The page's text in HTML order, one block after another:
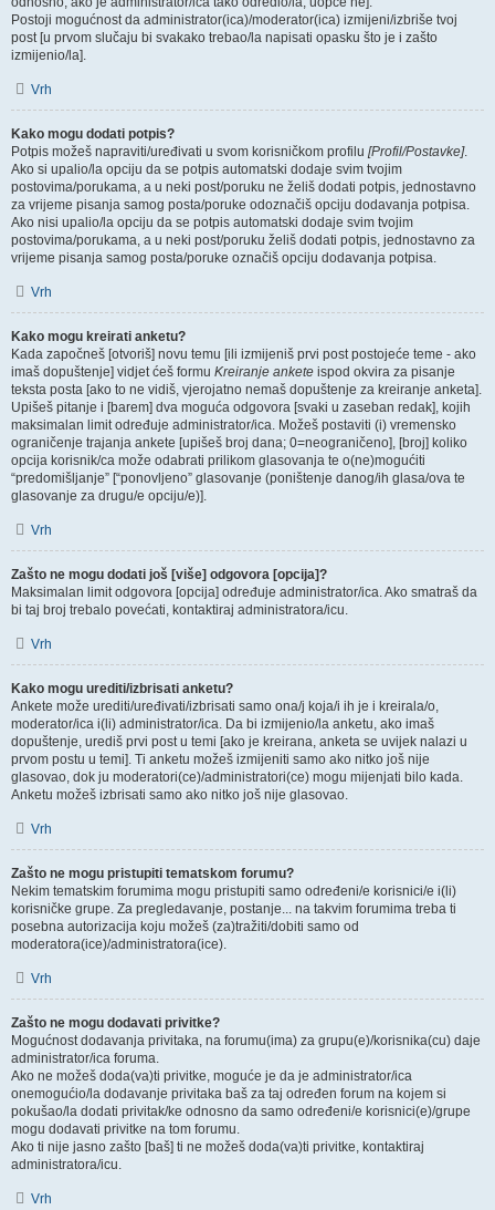
Postoji mogućnost da administrator(ica)/moderator(ica) izmijeni/izbriše tvoj
post [u prvom slučaju bi svakako trebao/la napisati opasku što je i zašto
izmijenio/la].
Vrh
Kako mogu dodati potpis?
Potpis možeš napraviti/uređivati u svom korisničkom profilu [Profil/Postavke].
Ako si upalio/la opciju da se potpis automatski dodaje svim tvojim
postovima/porukama, a u neki post/poruku ne želiš dodati potpis, jednostavno
za vrijeme pisanja samog posta/poruke odoznačiš opciju dodavanja potpisa.
Ako nisi upalio/la opciju da se potpis automatski dodaje svim tvojim
postovima/porukama, a u neki post/poruku želiš dodati potpis, jednostavno za
vrijeme pisanja samog posta/poruke označiš opciju dodavanja potpisa.
Vrh
Kako mogu kreirati anketu?
Kada započneš [otvoriš] novu temu [ili izmijeniš prvi post postojeće teme - ako
imaš dopuštenje] vidjet ćeš formu Kreiranje ankete ispod okvira za pisanje
teksta posta [ako to ne vidiš, vjerojatno nemaš dopuštenje za kreiranje anketa].
Upišeš pitanje i [barem] dva moguća odgovora [svaki u zaseban redak], kojih
maksimalan limit određuje administrator/ica. Možeš postaviti (i) vremensko
ograničenje trajanja ankete [upišeš broj dana; 0=neograničeno], [broj] koliko
opcija korisnik/ca može odabrati prilikom glasovanja te o(ne)mogućiti
“predomišljanje” [“ponovljeno” glasovanje (poništenje danog/ih glasa/ova te
glasovanje za drugu/e opciju/e)].
Vrh
Zašto ne mogu dodati još [više] odgovora [opcija]?
Maksimalan limit odgovora [opcija] određuje administrator/ica. Ako smatraš da
bi taj broj trebalo povećati, kontaktiraj administratora/icu.
Vrh
Kako mogu urediti/izbrisati anketu?
Ankete može urediti/uređivati/izbrisati samo ona/j koja/i ih je i kreirala/o,
moderator/ica i(li) administrator/ica. Da bi izmijenio/la anketu, ako imaš
dopuštenje, urediš prvi post u temi [ako je kreirana, anketa se uvijek nalazi u
prvom postu u temi]. Ti anketu možeš izmijeniti samo ako nitko još nije
glasovao, dok ju moderatori(ce)/administratori(ce) mogu mijenjati bilo kada.
Anketu možeš izbrisati samo ako nitko još nije glasovao.
Vrh
Zašto ne mogu pristupiti tematskom forumu?
Nekim tematskim forumima mogu pristupiti samo određeni/e korisnici/e i(li)
korisničke grupe. Za pregledavanje, postanje... na takvim forumima treba ti
posebna autorizacija koju možeš (za)tražiti/dobiti samo od
moderatora(ice)/administratora(ice).
Vrh
Zašto ne mogu dodavati privitke?
Mogućnost dodavanja privitaka, na forumu(ima) za grupu(e)/korisnika(cu) daje
administrator/ica foruma.
Ako ne možeš doda(va)ti privitke, moguće je da je administrator/ica
onemogućio/la dodavanje privitaka baš za taj određen forum na kojem si
pokušao/la dodati privitak/ke odnosno da samo određeni/e korisnici(e)/grupe
mogu dodavati privitke na tom forumu.
Ako ti nije jasno zašto [baš] ti ne možeš doda(va)ti privitke, kontaktiraj
administratora/icu.
Vrh